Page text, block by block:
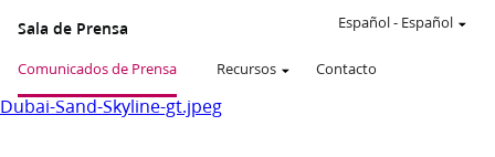
Sala de Prensa
Comunicados de Prensa Recursos Contacto
Español- Español
Dubai-Sand-Skyline-gt.jpeg